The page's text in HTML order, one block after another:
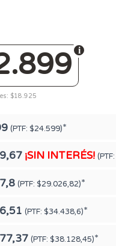
$18.925
(PTF: $24.599)*
¡SIN INTERÉS! (PTF:
(PTF: $29.026,82)*
(PTF: $34.438,6)*
(PTF: $38.128,45)*